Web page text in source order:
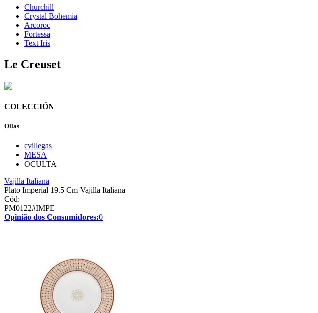
Churchill
Crystal Bohemia
Arcoroc
Fortessa
Text Iris
Le Creuset
COLECCIÓN
Ollas
cvillegas
MESA
OCULTA
Vajilla Italiana
Plato Imperial 19.5 Cm Vajilla Italiana
Cód:
PM0122#IMPE
Opinião dos Consumidores:0